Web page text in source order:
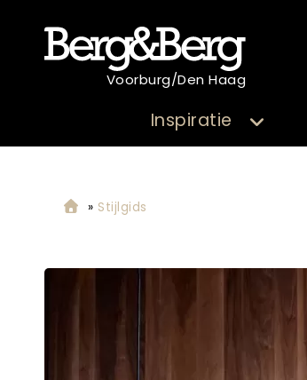
Voorburg/Den Haag
Inspiratie
» Stijlgids